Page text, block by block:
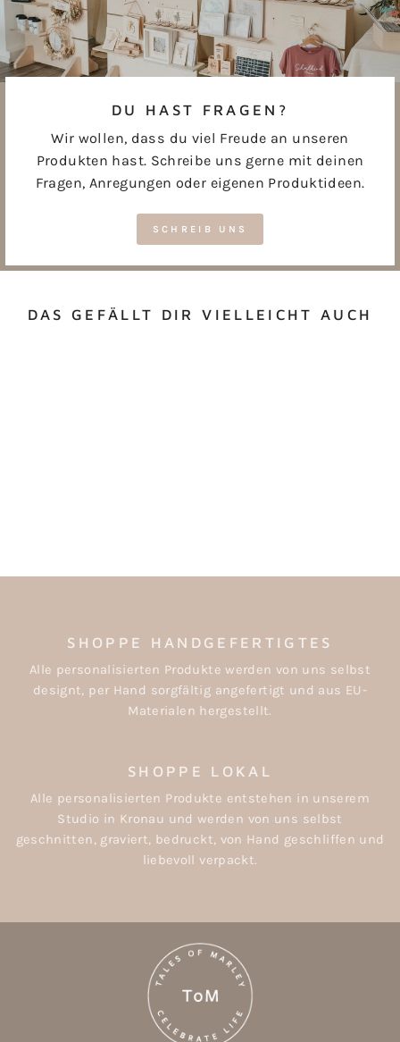
DU HAST FRAGEN?
Wir wollen, dass du viel Freude an unseren
Produkten hast. Schreibe uns gerne mit deinen
Fragen, Anregungen oder eigenen Produktideen.
SCHREIB UNS
DAS GEFÄLLT DIR VIELLEICHT AUCH
SHOPPE HANDGEFERTIGTES
Alle personalisierten Produkte werden von uns selbst
designt, per Hand sorgfältig angefertigt und aus EU-
Materialen hergestellt.
SHOPPE LOKAL
Alle personalisierten Produkte entstehen in unserem
Studio in Kronau und werden von uns selbst
geschnitten, graviert, bedruckt, von Hand geschliffen und
liebevoll verpackt.